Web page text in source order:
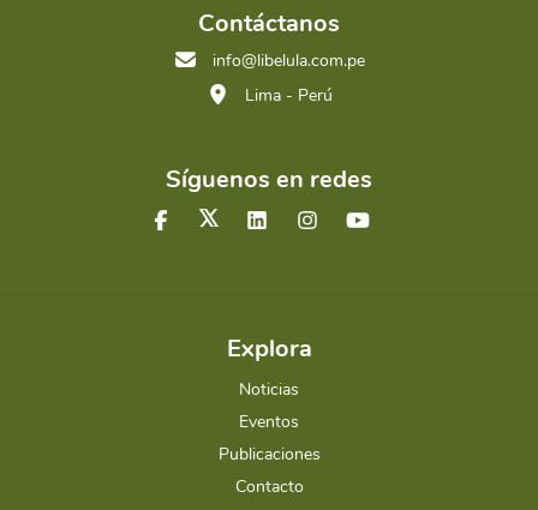
Contáctanos
info@libelula.com.pe
Lima - Perú
Síguenos en redes
Explora
Noticias
Eventos
Publicaciones
Contacto